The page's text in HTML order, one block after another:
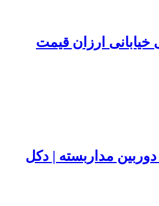
خیابانی ارزان قیمت
مداربسته | دکل